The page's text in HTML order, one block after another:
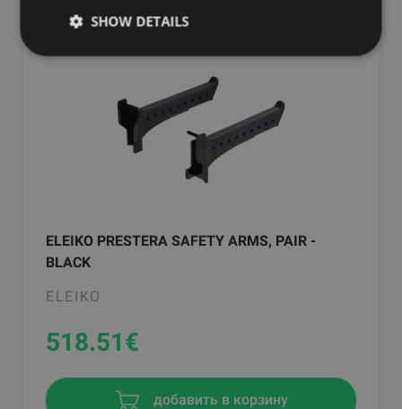
ELEIKO PRESTERA SAFETY ARMS, PAIR -
BLACK
ELEIKO
518.51€
добавить в корзину
SHOW DETAILS